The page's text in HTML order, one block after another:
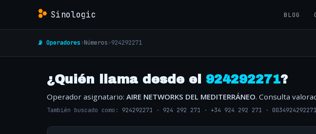
Sinologic BLOG
📡 Operadores›Números›924292271
¿Quién llama desde el 924292271?
Operador asignatario: AIRE NETWORKS DEL MEDITERRÁNEO. Consulta
También buscado como: 924292271 · 924 292 271 · +34 924 292 271 · 0034924292271